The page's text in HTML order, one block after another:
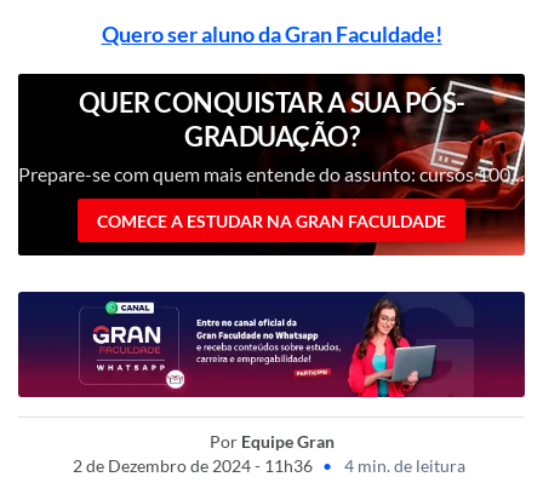
Quero ser aluno da Gran Faculdade!
QUER CONQUISTAR A SUA PÓS-
GRADUAÇÃO?
Prepare-se com quem mais entende do assunto: cursos 100% digitais com nota máxima no MEC!
COMECE A ESTUDAR NA GRAN FACULDADE
Por Equipe Gran
2 de Dezembro de 2024 - 11h36 • 4 min. de leitura